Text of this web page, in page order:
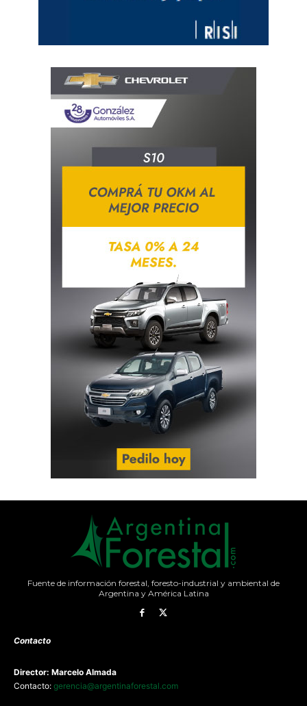
Fuente de información forestal, foresto-industrial y ambiental de
Argentina y América Latina
Contacto
Director: Marcelo Almada
Contacto: gerencia@argentinaforestal.com